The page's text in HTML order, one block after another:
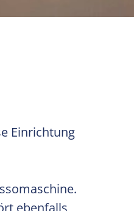
Einrichtung
ebenfalls